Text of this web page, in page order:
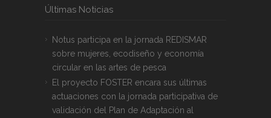
Últimas Noticias
Notus participa en la jornada REDISMAR
sobre mujeres, ecodiseño y economía
circular en las artes de pesca
El proyecto FOSTER encara sus últimas
actuaciones con la jornada participativa de
validación del Plan de Adaptación al